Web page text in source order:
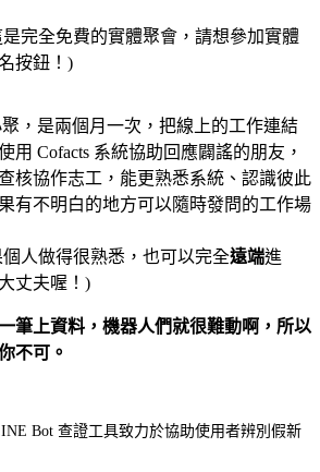
完全免費的實體聚會，請想參加實體
按鈕！)
聚，是兩個月一次，把線上的工作連結
用 Cofacts 系統協助回應闢謠的朋友，
核協作志工，能更熟悉系統、認識彼此
有不明白的地方可以隨時發問的工作場
人做得很熟悉，也可以完全遠端進
丈夫喔！)
筆上資料，機器人們就很難動啊，所以
不可。
Bot 查證工具致力於協助使用者辨別假新